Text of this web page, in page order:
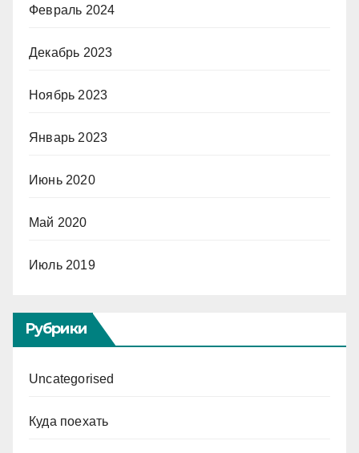
Февраль 2024
Декабрь 2023
Ноябрь 2023
Январь 2023
Июнь 2020
Май 2020
Июль 2019
Рубрики
Uncategorised
Куда поехать